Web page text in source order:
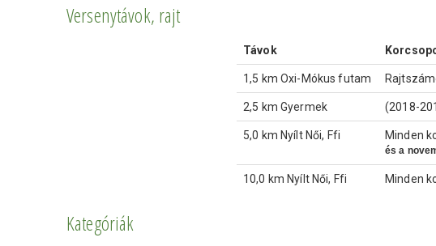
Versenytávok, rajt
Távok
1,5 km Oxi-Mókus futam
2,5 km Gyermek (2018-
5,0 km Nyílt Női, Ffi Minden
és a
10,0 km Nyílt Női, Ffi Minden
Kategóriák